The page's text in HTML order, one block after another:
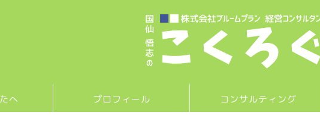
へ プロフィール コンサルティング